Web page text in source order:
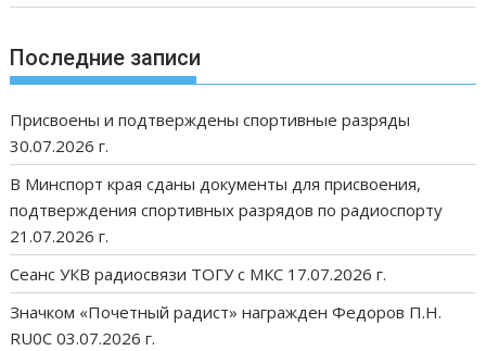
Последние записи
Присвоены и подтверждены спортивные разряды
30.07.2026 г.
В Минспорт края сданы документы для присвоения,
подтверждения спортивных разрядов по радиоспорту
21.07.2026 г.
Сеанс УКВ радиосвязи ТОГУ с МКС 17.07.2026 г.
Значком «Почетный радист» награжден Федоров П.Н.
RU0C 03.07.2026 г.